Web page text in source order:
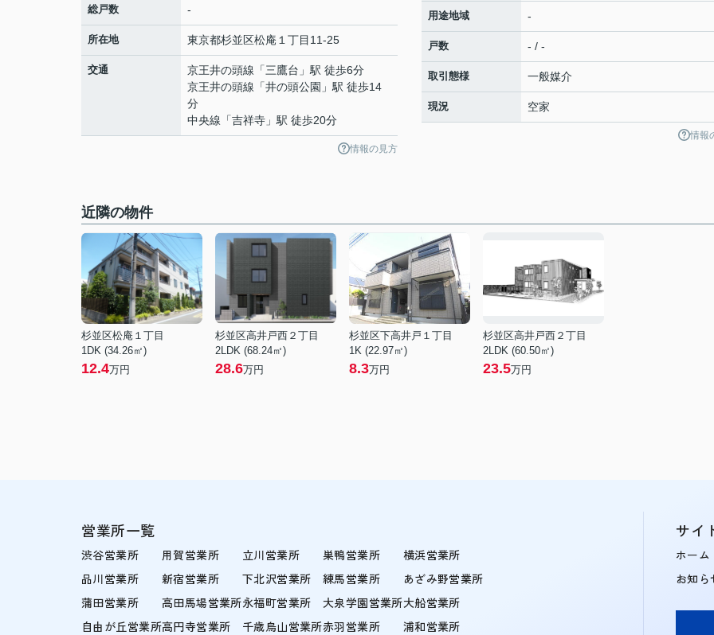
総戸数 -
所在地 東京都杉並区松庵 １丁目11-25
交通 京王井の頭線 「三鷹台 」駅 徒歩6分
京王井の頭線 「井の頭公園 」駅 徒歩14
分
中央線 「吉祥寺 」駅 徒歩20分
情報の見方
用途地域 -
戸数 - / -
取引態様 一般媒介
現況 空家
情報
近隣の物件
杉並区松庵１丁目
1DK (34.26㎡)
12.4万円
杉並区高井戸西２丁目
2LDK (68.24㎡)
28.6万円
杉並区下高井戸１丁目
1K (22.97㎡)
8.3万円
杉並区高井戸西２丁目
2LDK (60.50㎡)
23.5万円
営業所一覧
渋谷営業所
品川営業所
蒲田営業所
自由が丘営業所
用賀営業所
新宿営業所
高田馬場営業所
高円寺営業所
立川営業所
下北沢営業所
永福町営業所
千歳烏山営業所
巣鴨営業所
練馬営業所
大泉学園営業所
赤羽営業所
横浜営業所
あざみ野営業所
大船営業所
浦和営業所
サイ
ホーム
お知ら